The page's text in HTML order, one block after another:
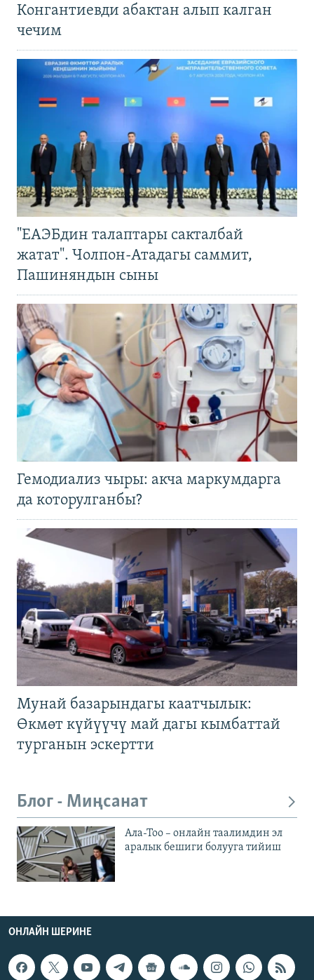
Конгантиевди абактан алып калган
чечим
"ЕАЭБдин талаптары сакталбай
жатат". Чолпон-Атадагы саммит,
Пашиняндын сыны
Гемодиализ чыры: акча маркумдарга
да которулганбы?
Мунай базарындагы каатчылык:
Өкмөт күйүүчү май дагы кымбаттай
турганын эскертти
Блог - Миңсанат
Ала-Тоо – онлайн таалимдин эл
аралык бешиги болууга тийиш
ОНЛАЙН ШЕРИНЕ